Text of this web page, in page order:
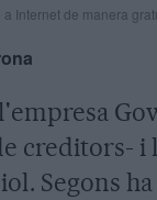
Internet de manera
creditors-
Segons